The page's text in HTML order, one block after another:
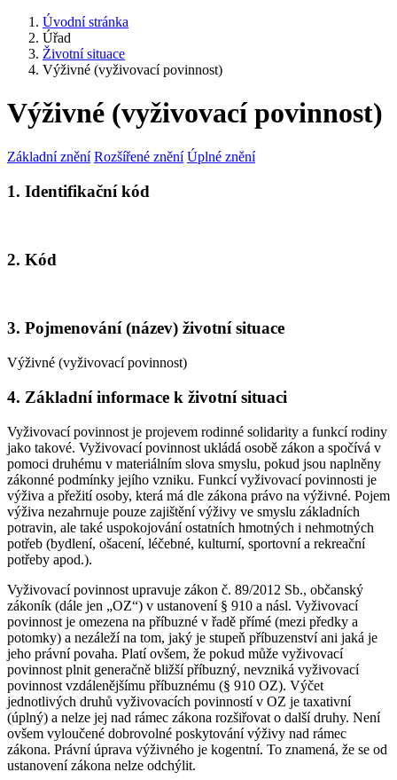
Úvodní stránka
Úřad
Životní situace
Výživné (vyživovací povinnost)
Výživné (vyživovací povinnost)
Základní znění Rozšířené znění Úplné znění
1. Identifikační kód
2. Kód
3. Pojmenování (název) životní situace
Výživné (vyživovací povinnost)
4. Základní informace k životní situaci
Vyživovací povinnost je projevem rodinné solidarity a funkcí rodiny
jako takové. Vyživovací povinnost ukládá osobě zákon a spočívá v
pomoci druhému v materiálním slova smyslu, pokud jsou naplněny
zákonné podmínky jejího vzniku. Funkcí vyživovací povinnosti je
výživa a přežití osoby, která má dle zákona právo na výživné. Pojem
výživa nezahrnuje pouze zajištění výživy ve smyslu základních
potravin, ale také uspokojování ostatních hmotných i nehmotných
potřeb (bydlení, ošacení, léčebné, kulturní, sportovní a rekreační
potřeby apod.).
Vyživovací povinnost upravuje zákon č. 89/2012 Sb., občanský
zákoník (dále jen „OZ“) v ustanovení § 910 a násl. Vyživovací
povinnost je omezena na příbuzné v řadě přímé (mezi předky a
potomky) a nezáleží na tom, jaký je stupeň příbuzenství ani jaká je
jeho právní povaha. Platí ovšem, že pokud může vyživovací
povinnost plnit generačně bližší příbuzný, nevzniká vyživovací
povinnost vzdálenějšímu příbuznému (§ 910 OZ). Výčet
jednotlivých druhů vyživovacích povinností v OZ je taxativní
(úplný) a nelze jej nad rámec zákona rozšiřovat o další druhy. Není
ovšem vyloučené dobrovolné poskytování výživy nad rámec
zákona. Právní úprava výživného je kogentní. To znamená, že se od
ustanovení zákona nelze odchýlit.